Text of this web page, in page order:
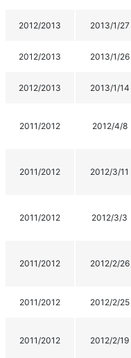
2012/2013 2013/1/27
2012/2013 2013/1/26
2012/2013 2013/1/14
2011/2012 2012/4/8
2011/2012 2012/3/11
2011/2012 2012/3/3
2011/2012 2012/2/26
2011/2012 2012/2/25
2011/2012 2012/2/19